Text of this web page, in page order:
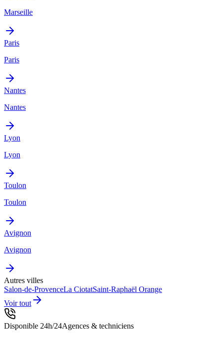
Marseille
Paris
Paris
Nantes
Nantes
Lyon
Lyon
Toulon
Toulon
Avignon
Avignon
Autres villes
Salon-de-ProvenceLa CiotatSaint-Raphaël Orange
Voir tout
Disponible 24h/24Agences & techniciens